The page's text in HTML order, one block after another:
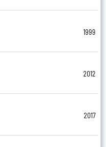
1999
2012
2017